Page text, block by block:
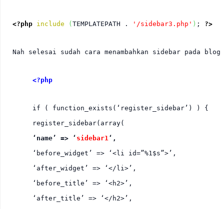
<?php include ( TEMPLATEPATH . '/sidebar3.php' ) ; ?>
Nah selesai sudah cara menambahkan sidebar pada
<?php
if ( function_exists(‘register_sidebar’) ) {
register_sidebar(array(
‘name’ => ‘ sidebar1‘,
‘before_widget’ => ‘<li id=”%1$s”>’,
‘after_widget’ => ‘</li>’,
‘before_title’ => ‘<h2>’,
‘after_title’ => ‘</h2>’,